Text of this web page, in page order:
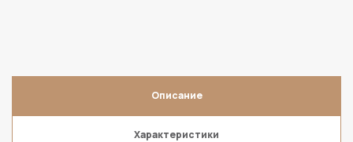
Описание
Характеристики